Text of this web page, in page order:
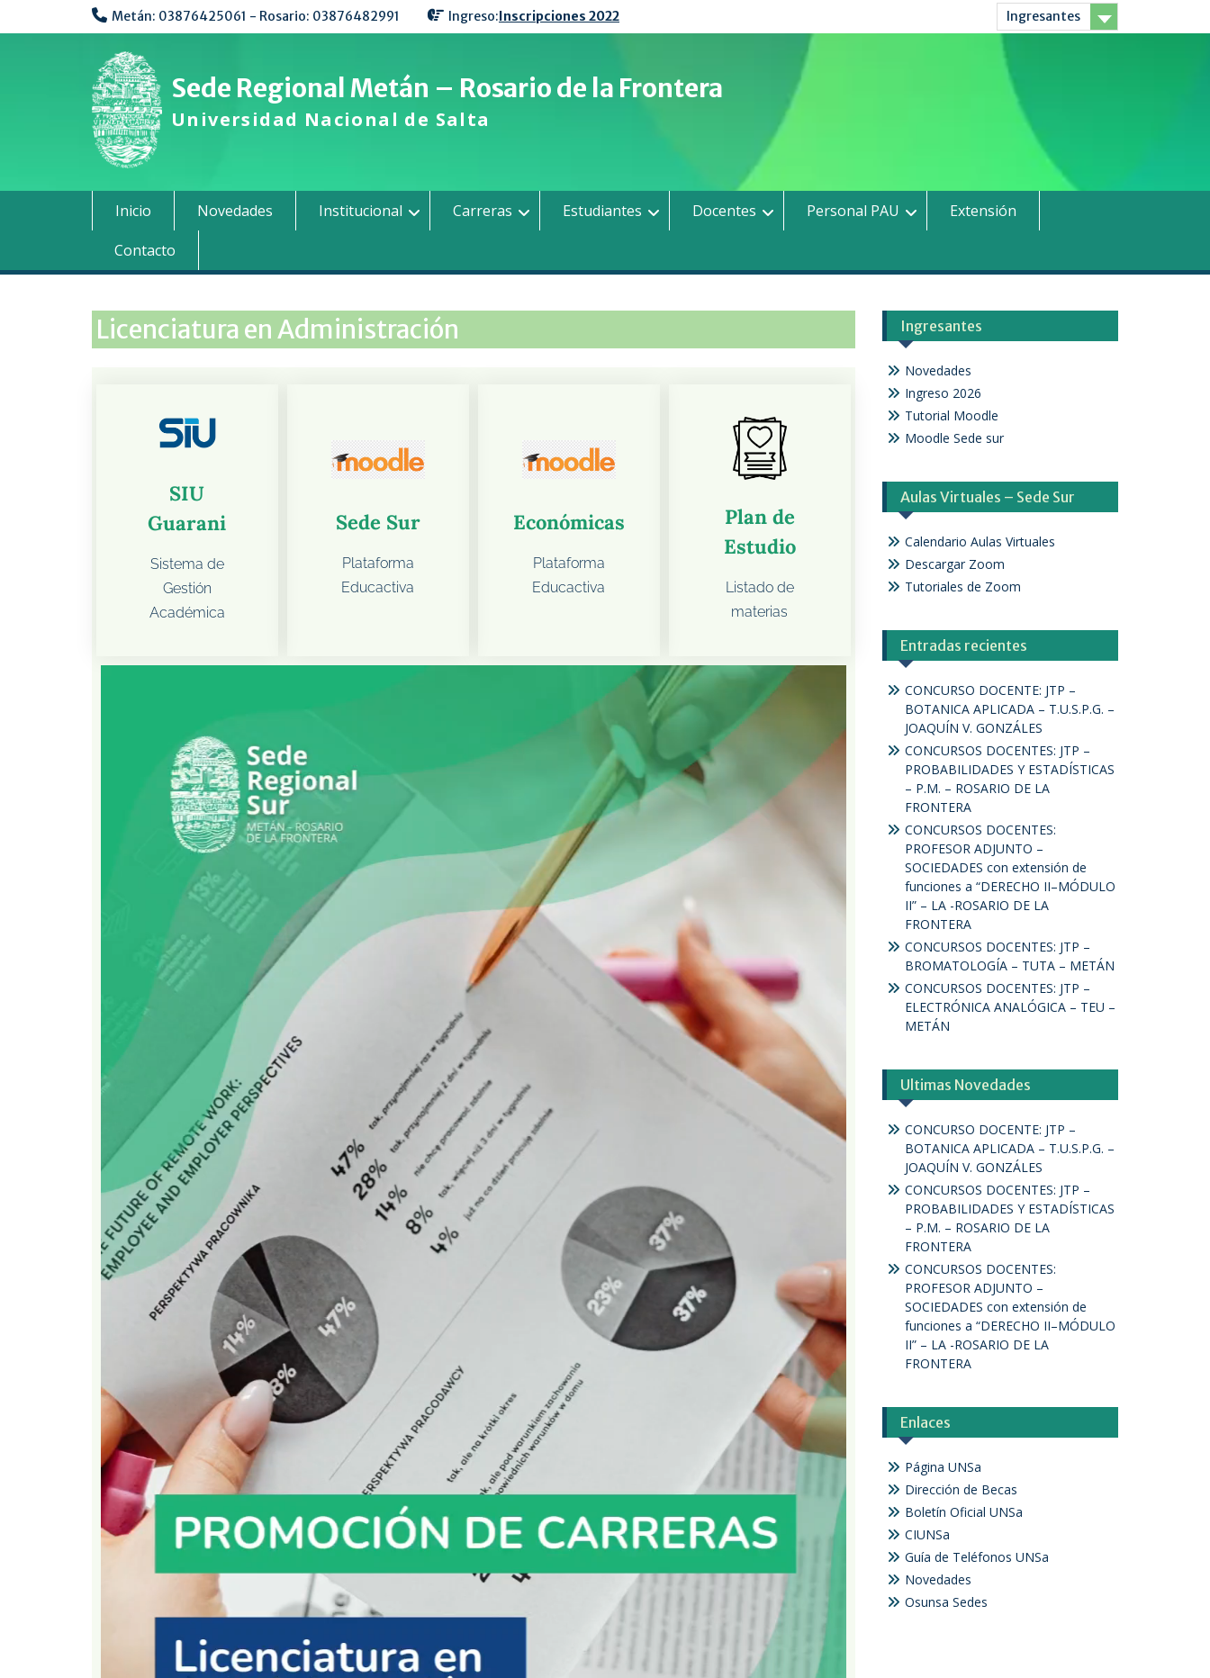
Metán: 03876425061 - Rosario: 03876482991 Ingreso:Inscripciones 2022 Ingresantes
Sede Regional Metán – Rosario de la Frontera
Universidad Nacional de Salta
Inicio Novedades Institucional Carreras Estudiantes Docentes Personal PAU
Extensión
Contacto
Licenciatura en Administración
SIU
Guarani
Sistema de
Gestión
Académica
Sede Sur
Plataforma
Educactiva
Económicas
Plataforma
Educactiva
Plan de
Estudio
Listado de
materias
Ingresantes
Novedades
Ingreso 2026
Tutorial Moodle
Moodle Sede sur
Aulas Virtuales – Sede Sur
Calendario Aulas Virtuales
Descargar Zoom
Tutoriales de Zoom
Entradas recientes
CONCURSO DOCENTE: JTP –
BOTANICA APLICADA – T.U.S.P.G. –
JOAQUÍN V. GONZÁLES
CONCURSOS DOCENTES: JTP –
PROBABILIDADES Y ESTADÍSTICAS
– P.M. – ROSARIO DE LA
FRONTERA
CONCURSOS DOCENTES:
PROFESOR ADJUNTO –
SOCIEDADES con extensión de
funciones a “DERECHO II–MÓDULO
II” – LA -ROSARIO DE LA
FRONTERA
CONCURSOS DOCENTES: JTP –
BROMATOLOGÍA – TUTA – METÁN
CONCURSOS DOCENTES: JTP –
ELECTRÓNICA ANALÓGICA – TEU –
METÁN
Ultimas Novedades
CONCURSO DOCENTE: JTP –
BOTANICA APLICADA – T.U.S.P.G. –
JOAQUÍN V. GONZÁLES
CONCURSOS DOCENTES: JTP –
PROBABILIDADES Y ESTADÍSTICAS
– P.M. – ROSARIO DE LA
FRONTERA
CONCURSOS DOCENTES:
PROFESOR ADJUNTO –
SOCIEDADES con extensión de
funciones a “DERECHO II–MÓDULO
II” – LA -ROSARIO DE LA
FRONTERA
Enlaces
Página UNSa
Dirección de Becas
Boletín Oficial UNSa
CIUNSa
Guía de Teléfonos UNSa
Novedades
Osunsa Sedes